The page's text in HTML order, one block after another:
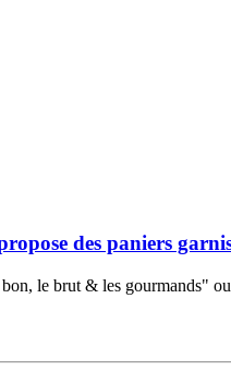
des paniers
le brut & les gourmands"